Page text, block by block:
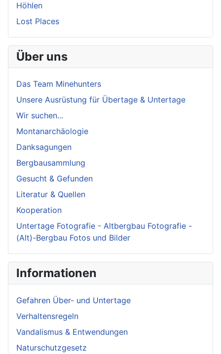
Höhlen
Lost Places
Über uns
Das Team Minehunters
Unsere Ausrüstung für Übertage & Untertage
Wir suchen...
Montanarchäologie
Danksagungen
Bergbausammlung
Gesucht & Gefunden
Literatur & Quellen
Kooperation
Untertage Fotografie - Altbergbau Fotografie -
(Alt)-Bergbau Fotos und Bilder
Informationen
Gefahren Über- und Untertage
Verhaltensregeln
Vandalismus & Entwendungen
Naturschutzgesetz